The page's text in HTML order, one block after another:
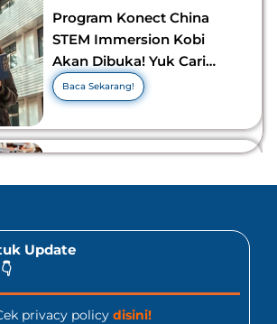
Program Konect China
STEM Immersion Kobi
Akan Dibuka! Yuk Cari
Tahu Info Selengkapnya!
Baca Sekarang!
Jangan Kelewatan!
Baca Sekarang!
Update
privacy policy disini!